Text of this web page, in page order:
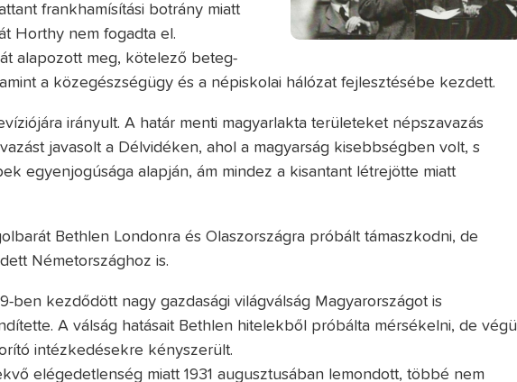
frankhamísítási botrány miatt
Horthy nem fogadta el.
alapozott meg, kötelező beteg-
a közegészségügy és a népiskolai hálózat fejlesztésébe kezdett.
irányult. A határ menti magyarlakta területeket népszavazás
javasolt a Délvidéken, ahol a magyarság kisebbségben volt, s
egyenjogúsága alapján, ám mindez a kisantant létrejötte miatt
Bethlen Londonra és Olaszországra próbált támaszkodni, de
Németországhoz is.
ben kezdődött nagy gazdasági világválság Magyarországot is
A válság hatásait Bethlen hitelekből próbálta mérsékelni, de
intézkedésekre kényszerült.
elégedetlenség miatt 1931 augusztusában lemondott, többé nem